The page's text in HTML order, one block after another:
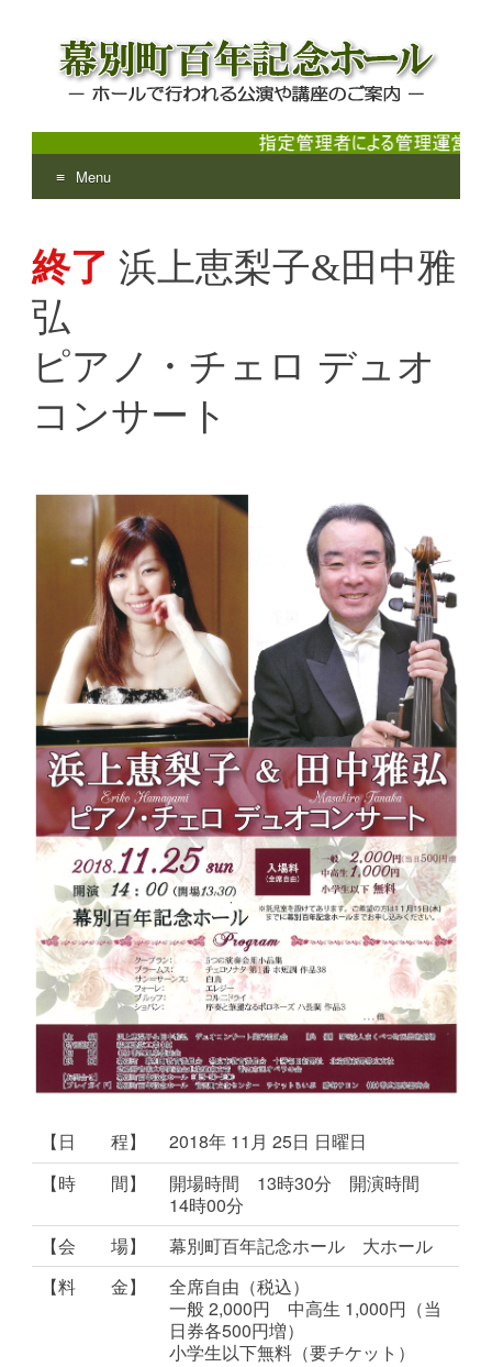
幕別町百年記念ホール
ホールで行われる公演や講座のご案内
Menu
content
終了浜上恵梨子&田中雅
弘
ピアノ・チェロ デュオ
コンサート
【日 程】
2018年 11月 25日 日曜日
【時 間】
開場時間 13時30分 開演時間
14時00分
【会 場】
幕別町百年記念ホール 大ホール
【料 金】
全席自由（税込）
一般 2,000円 中高生 1,000円（当
日券各500円増）
小学生以下無料（要チケット）